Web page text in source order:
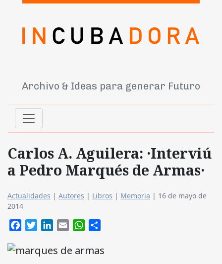
Archivo & Ideas para generar Futuro
Carlos A. Aguilera: ·Interviú
a Pedro Marqués de Armas·
Actualidades | Autores | Libros | Memoria | 16 de mayo de
2014
FacebookTwitterLinkedIn
Email WhatsApp